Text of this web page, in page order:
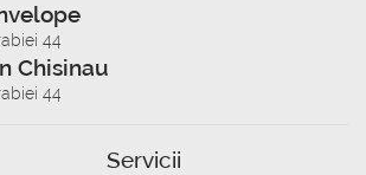
44
Chisinau
44
Servicii